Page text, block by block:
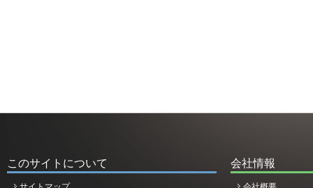
このサイトについて 会社情報